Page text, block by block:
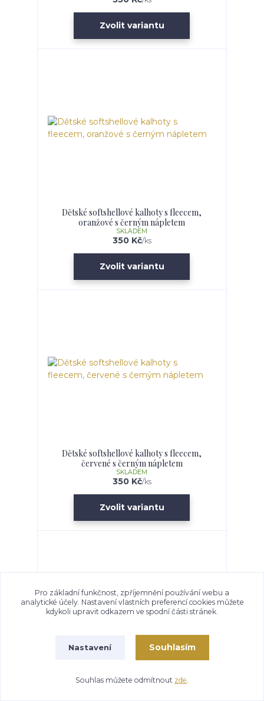
Zvolit variantu
Dětské softshellové kalhoty s fleecem,
oranžové s černým nápletem
350 Kč/ks
SKLADEM
Zvolit variantu
Dětské softshellové kalhoty s fleecem,
červené s černým nápletem
350 Kč/ks
SKLADEM
Zvolit variantu
Pro základní funkčnost, zpříjemnění používání webu a
analytické účely. Nastavení vlastních preferencí cookies můžete
kdykoli upravit odkazem ve spodní části stránek.
Nastavení Souhlasím
Souhlas můžete odmítnout zde